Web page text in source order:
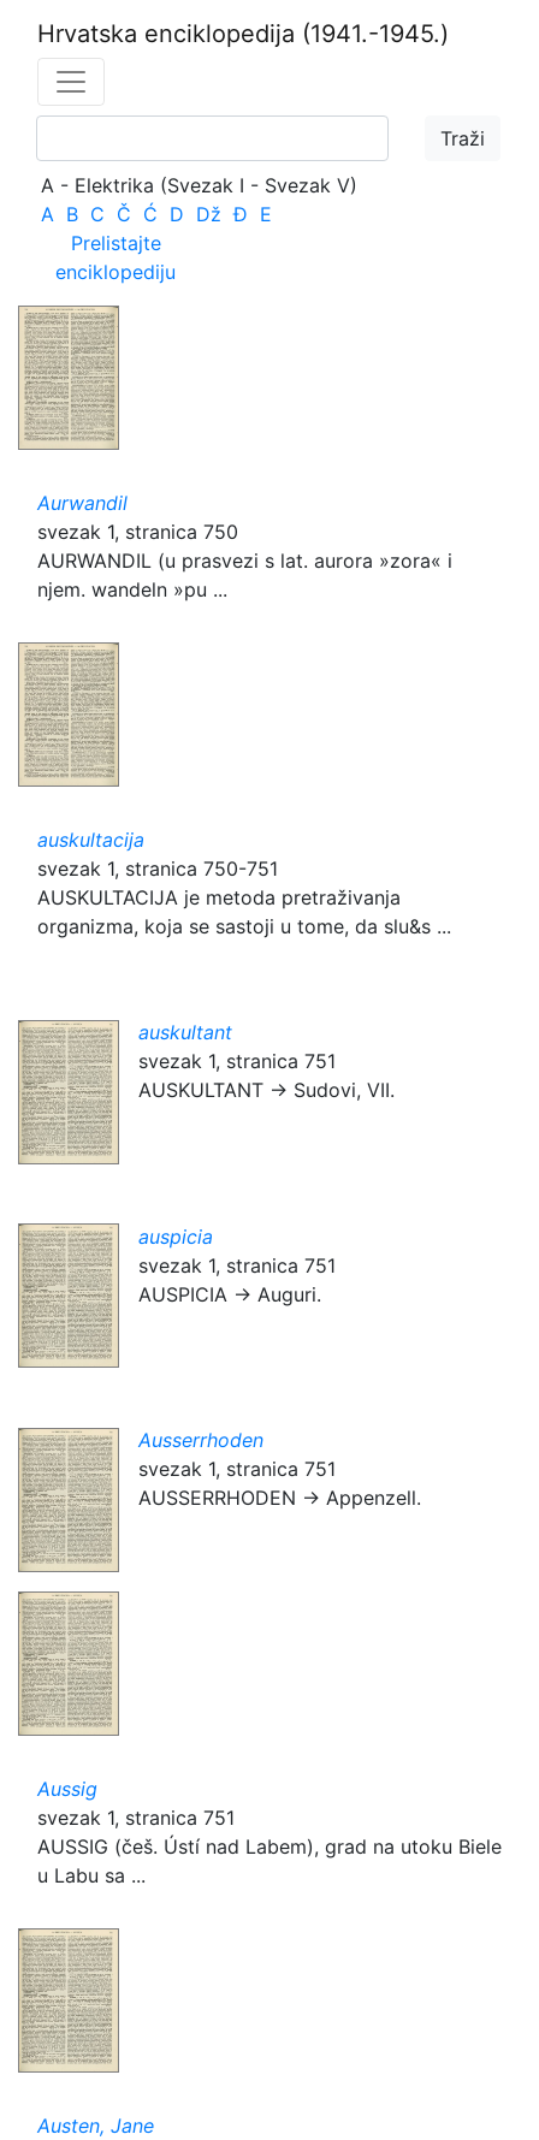
Hrvatska enciklopedija (1941.-1945.)
A - Elektrika (Svezak I - Svezak V)
A B C Č Ć D Dž Đ E
Prelistajte
enciklopediju
Aurwandil
svezak 1, stranica 750
AURWANDIL (u prasvezi s lat. aurora »zora« i
njem. wandeln »pu ...
auskultacija
svezak 1, stranica 750-751
AUSKULTACIJA je metoda pretraživanja
organizma, koja se sastoji u tome, da slu&s ...
auskultant
svezak 1, stranica 751
AUSKULTANT → Sudovi, VII.
auspicia
svezak 1, stranica 751
AUSPICIA → Auguri.
Ausserrhoden
svezak 1, stranica 751
AUSSERRHODEN → Appenzell.
Aussig
svezak 1, stranica 751
AUSSIG (češ. Ústí nad Labem), grad na utoku Biele
u Labu sa ...
Austen, Jane